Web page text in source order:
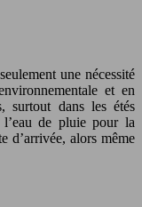
une nécessité
et en
surtout dans les étés
de pluie pour la
d’arrivée, alors même